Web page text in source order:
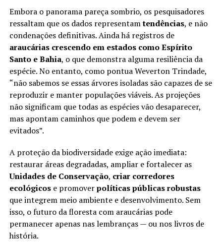
Embora o panorama pareça sombrio, os pesquisadores
ressaltam que os dados representamtendências, e não
condenações definitivas. Ainda há registros de
araucárias crescendo em estados como Espírito
Santo e Bahia, o que demonstra alguma resiliência da
espécie. No entanto, como pontua Weverton Trindade,
“não sabemos se essas árvores isoladas são capazes de se
reproduzir e manter populações viáveis. As projeções
não significam que todas as espécies vão desaparecer,
mas apontam caminhos que podem e devem ser
evitados”.
A proteção da biodiversidade exige ação imediata:
restaurar áreas degradadas, ampliar e fortalecer as
Unidades de Conservação, criar corredores
ecológicose promoverpolíticas públicas robustas
que integrem meio ambiente e desenvolvimento. Sem
isso, o futuro da floresta com araucárias pode
permanecer apenas nas lembranças — ou nos livros de
história.